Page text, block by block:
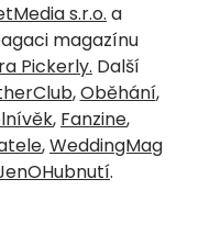
s.r.o. a
magazínu
Pickerly. Další
,Oběhání,
, Fanzine,
,WeddingMag
.